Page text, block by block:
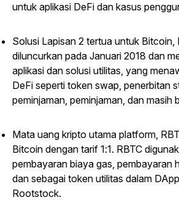
untuk aplikasi DeFi dan kasus
Solusi Lapisan 2 tertua untuk
diluncurkan pada Januari 2018 dan
aplikasi dan solusi utilitas, yang
DeFi seperti token swap, penerbitan
peminjaman, peminjaman, dan masih
Mata uang kripto utama platform,
Bitcoin dengan tarif 1:1. RBTC
pembayaran biaya gas, pembayaran
dan sebagai token utilitas dalam
Rootstock.